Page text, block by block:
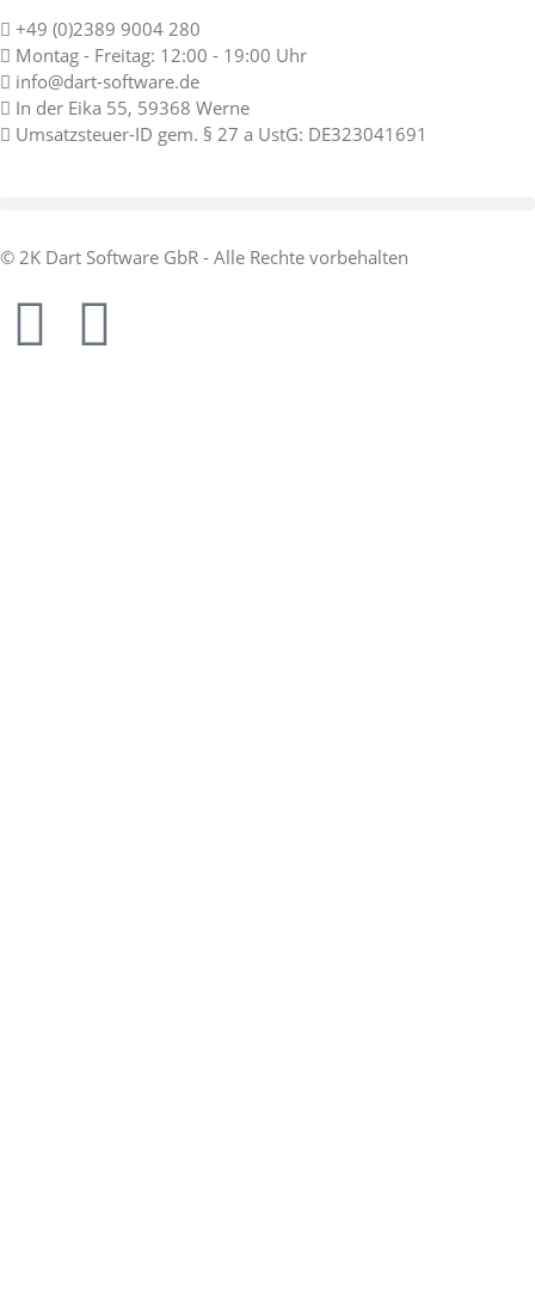
+49 (0)2389 9004 280
Montag - Freitag: 12:00 - 19:00 Uhr
info@dart-software.de
In der Eika 55, 59368 Werne
Umsatzsteuer-ID gem. § 27 a UstG: DE323041691
© 2K Dart Software GbR - Alle Rechte vorbehalten